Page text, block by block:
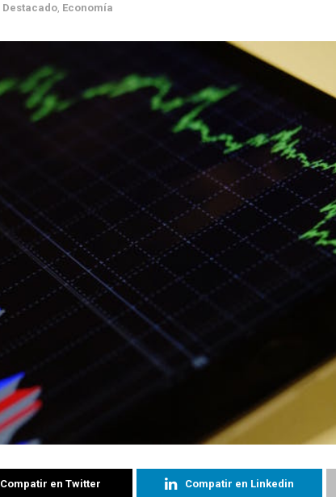
Destacado Economía
Compatir en Twitter Compatir en Linkedin